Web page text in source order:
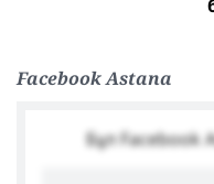
Facebook Astana
Бұл Facebook